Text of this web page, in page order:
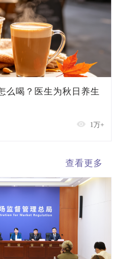
么喝？医生为秋日养生
1万+
查看更多